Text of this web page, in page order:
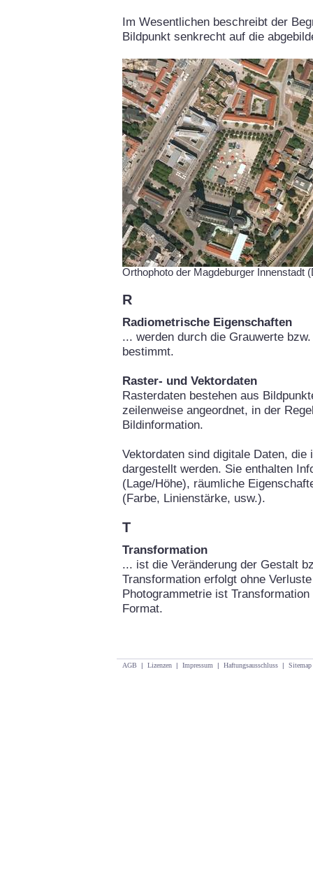
Im Wesentlichen beschreibt der
Bildpunkt senkrecht auf die
Orthophoto der Magdeburger Innenstadt
R
Radiometrische Eigenschaften
... werden durch die Grauwerte
bestimmt.
Raster- und Vektordaten
Rasterdaten bestehen aus
zeilenweise angeordnet, in der
Bildinformation.
Vektordaten sind digitale Daten,
dargestellt werden. Sie enthalten
(Lage/Höhe), räumliche
(Farbe, Linienstärke, usw.).
T
Transformation
... ist die Veränderung der Gestalt
Transformation erfolgt ohne
Photogrammetrie ist
Format.
AGB | Lizenzen | Impressum | Haftungsausschluss | Sitemap